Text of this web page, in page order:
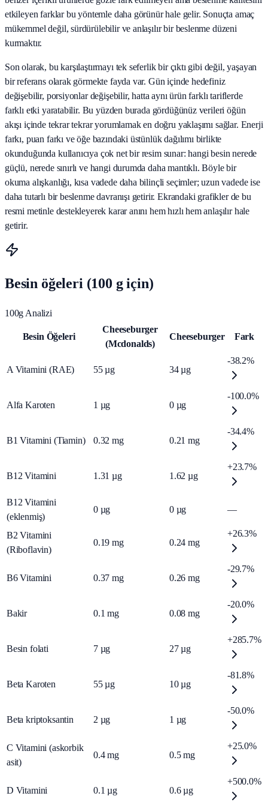
etkileyen farklar bu yöntemle daha görünür hale gelir. Sonuçta amaç
mükemmel değil, sürdürülebilir ve anlaşılır bir beslenme düzeni
kurmaktır.
Son olarak, bu karşılaştırmayı tek seferlik bir çıktı gibi değil, yaşayan
bir referans olarak görmekte fayda var. Gün içinde hedefiniz
değişebilir, porsiyonlar değişebilir, hatta aynı ürün farklı tariflerde
farklı etki yaratabilir. Bu yüzden burada gördüğünüz verileri öğün
akışı içinde tekrar tekrar yorumlamak en doğru yaklaşımı sağlar. Enerji
farkı, puan farkı ve öğe bazındaki üstünlük dağılımı birlikte
okunduğunda kullanıcıya çok net bir resim sunar: hangi besin nerede
güçlü, nerede sınırlı ve hangi durumda daha mantıklı. Böyle bir
okuma alışkanlığı, kısa vadede daha bilinçli seçimler; uzun vadede ise
daha tutarlı bir beslenme davranışı getirir. Ekrandaki grafikler de bu
resmi metinle destekleyerek karar anını hem hızlı hem anlaşılır hale
getirir.
Besin öğeleri (100 g için)
100g Analizi
Besin Öğeleri
Cheeseburger
(Mcdonalds)
Cheeseburger Fark
A Vitamini (RAE) 55 µg 34 µg
-38.2%
Alfa Karoten 1 µg 0 µg
-100.0%
B1 Vitamini (Tiamin) 0.32 mg 0.21 mg
-34.4%
B12 Vitamini 1.31 µg 1.62 µg
+23.7%
B12 Vitamini
(eklenmiş)
0 µg 0 µg —
B2 Vitamini
(Riboflavin)
0.19 mg 0.24 mg
+26.3%
B6 Vitamini 0.37 mg 0.26 mg
-29.7%
Bakir 0.1 mg 0.08 mg
-20.0%
Besin folati 7 µg 27 µg
+285.7%
Beta Karoten 55 µg 10 µg
-81.8%
Beta kriptoksantin 2 µg 1 µg
-50.0%
C Vitamini (askorbik
asit)
0.4 mg 0.5 mg
+25.0%
D Vitamini 0.1 µg 0.6 µg
+500.0%